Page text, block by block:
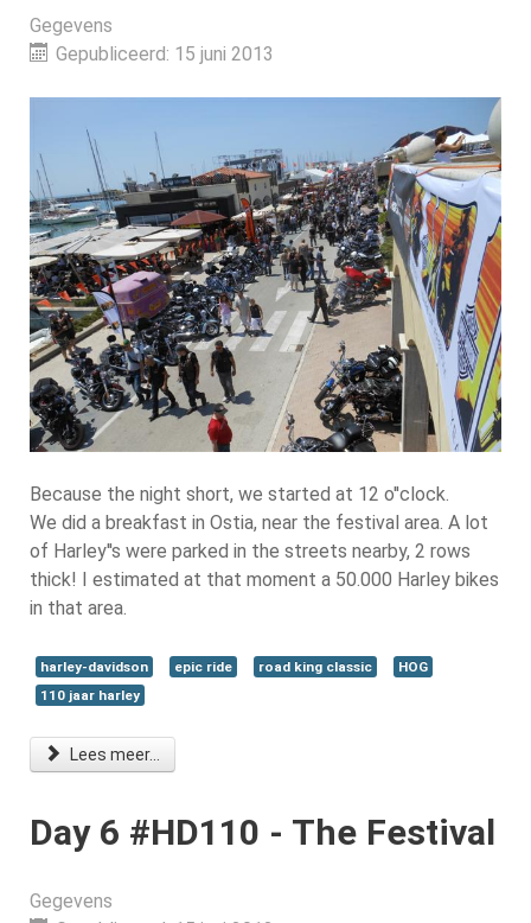
Gegevens
Gepubliceerd: 15 juni 2013
Because the night short, we started at 12 o''clock.
We did a breakfast in Ostia, near the festival area. A lot
of Harley''s were parked in the streets nearby, 2 rows
thick! I estimated at that moment a 50.000 Harley bikes
in that area.
harley-davidson epic ride road king classic
HOG
110 jaar harley
Lees meer...
Day 6 #HD110 - The Festival
Gegevens